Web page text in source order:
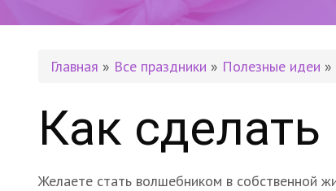
Главная » Все праздники » Полезные идеи
Как
Желаете стать волшебником в собственной